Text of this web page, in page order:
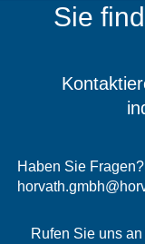
Sie
Haben Sie Fragen?
Rufen Sie uns an